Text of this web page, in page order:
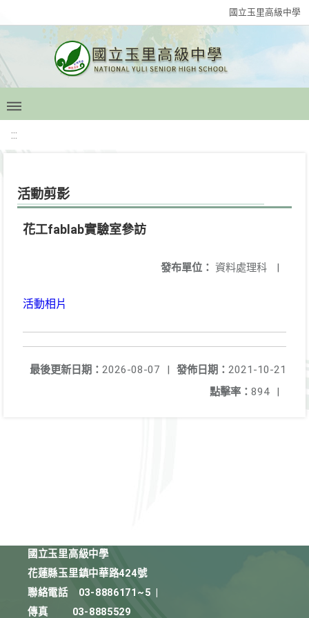
國立玉里高級中學
:::
活動剪影
花工fablab實驗室參訪
發布單位： 資料處理科 |
活動相片
發佈日期： 2021-10-21
最後更新日期： 2026-08-07
|
點擊率： 894 |
國立玉里高級中學
花蓮縣玉里鎮中華路424號
聯絡電話
03-8886171~5
傳真
03-8885529